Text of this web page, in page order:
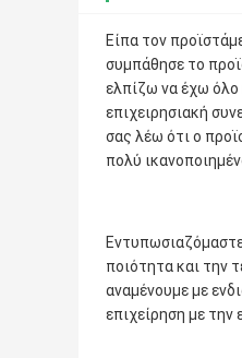
Είπα τον
συμπάθησε το
ελπίζω να έχω όλο
επιχειρησιακή
σας λέω ότι ο
πολύ
ποιότητα και την
αναμένουμε με
επιχείρηση με την